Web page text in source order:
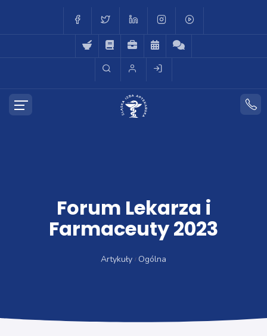
Forum Lekarza i
Farmaceuty 2023
Artykuły Ogólna